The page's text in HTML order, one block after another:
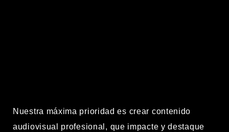
Nuestra máxima prioridad es crear contenido
audiovisual profesional , que impacte y destaque